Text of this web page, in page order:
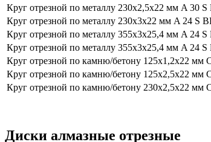
Круг отрезной по металлу 230х2,5х22 мм A 30
Круг отрезной по металлу 230х3х22 мм A 24 S
Круг отрезной по металлу 355х3х25,4 мм A 24
Круг отрезной по металлу 355х3х25,4 мм A 24
Круг отрезной по камню/бетону 125х1,2х22 мм
Круг отрезной по камню/бетону 125х2,5х22 мм
Круг отрезной по камню/бетону 230х2,5х22 мм
Диски алмазные отрезные